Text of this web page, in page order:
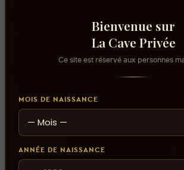
Les avis que vous soumettez doivent
notre politique de modération.
Connectez-vous pour donner votre
produit ou tout autre produit dans
Bienvenue sur
La Cave Privée
Ce site est réservé aux personnes
MOIS DE NAISSANCE
ANNÉE DE NAISSANCE